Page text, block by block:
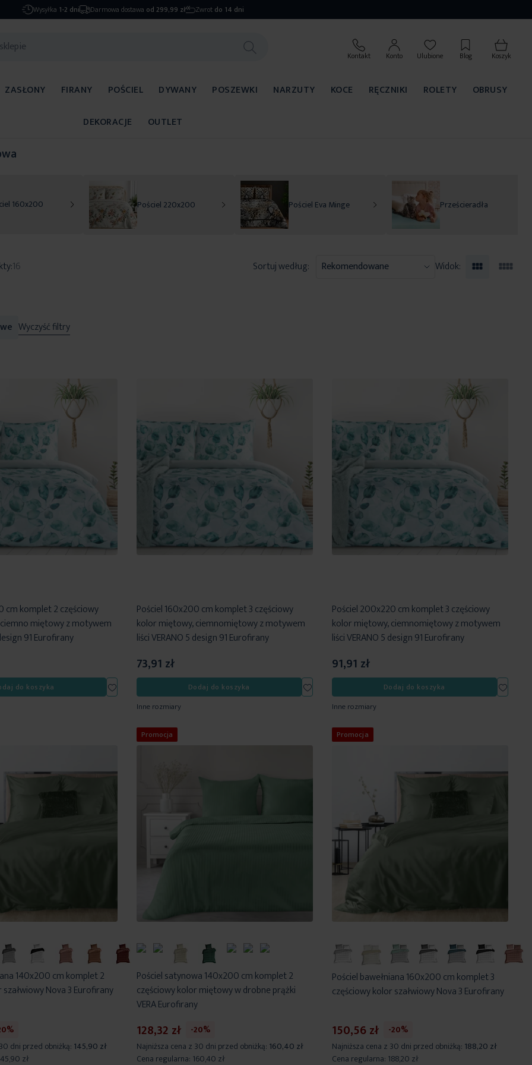
Wysyłka 1-2 dni Darmowa dostawa od 299,99 zł Zwrot do 14 dni
Kontakt Konto Ulubione Blog Koszyk
ZASŁONY FIRANY POŚCIEL DYWANY POSZEWKI NARZUTY KOCE RĘCZNIKI ROLETY
OBRUSY
DEKORACJE
OUTLET
160x200 Pościel 220x200 Pościel Eva Minge Prześcieradła
16 Sortuj według: Widok:
Wyczyść filtry
cm komplet 2 częściowy
miętowy z motywem
91 Eurofirany
do koszyka
Dodaj
do
Pościel 160x200 cm komplet 3 częściowy
kolor miętowy, ciemnomiętowy z motywem
liści VERANO 5 design 91 Eurofirany
73,91 zł
Dodaj do koszyka
Dodaj
do
Inne rozmiary
Pościel 200x220 cm komplet 3 częściowy
kolor miętowy, ciemnomiętowy z motywem
liści VERANO 5 design 91 Eurofirany
91,91 zł
Dodaj do koszyka
Dodaj
do
Inne rozmiary
140x200 cm komplet 2
Nova 3 Eurofirany
dni przed obniżką: 145,90 zł
zł
Promocja
Pościel satynowa 140x200 cm komplet 2
częściowy kolor miętowy w drobne prążki
VERA Eurofirany
128,32 zł
-20%
Najniższa cena z 30 dni przed obniżką: 160,40 zł
Cena regularna: 160,40 zł
Promocja
Pościel bawełniana 160x200 cm komplet 3
częściowy kolor szałwiowy Nova 3 Eurofirany
150,56 zł
-20%
Najniższa cena z 30 dni przed obniżką: 188,20 zł
Cena regularna: 188,20 zł